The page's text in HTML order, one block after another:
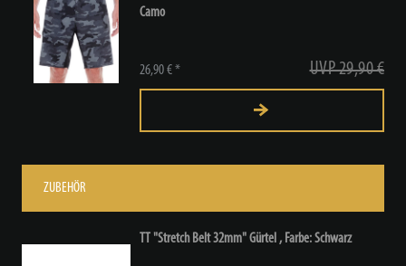
Camo
UVP 29,90 €
26,90 € *
ZUBEHÖR
TT "Stretch Belt 32mm" Gürtel , Farbe: Schwarz